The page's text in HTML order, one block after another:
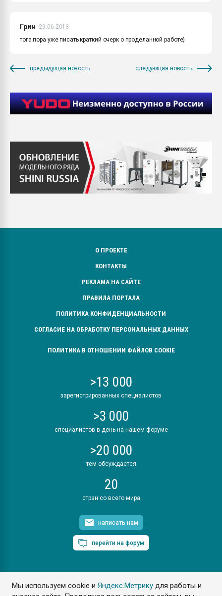
Мы используем cookie иЯндекс.Метрику для работы и
Грин
29.06.2013
тога пора уже писать краткий очерк о проделанной работе)
предыдущая новость следующая новость
О ПРОЕКТЕ
КОНТАКТЫ
РЕКЛАМА НА САЙТЕ
ПРАВИЛА ПОРТАЛА
ПОЛИТИКА КОНФИДЕНЦИАЛЬНОСТИ
СОГЛАСИЕ НА ОБРАБОТКУ ПЕРСОНАЛЬНЫХ ДАННЫХ
ПОЛИТИКА В ОТНОШЕНИИ ФАЙЛОВ COOKIE
>13 000
зарегистрированных специалистов
>3 000
специалистов в день на нашем форуме
>20 000
тем обсуждается
20
стран со всего мира
написать нам
перейти на форум
ПластЭксперт © 2006. Все права защищены